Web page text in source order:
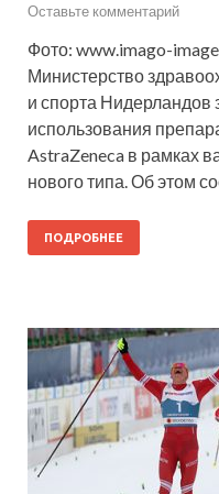
Оставьте комментарий
Фото: www.imago-
Министерство
и спорта Нидерландов
использования
AstraZeneca в рамках
нового типа. Об этом
ПОДРОБНЕЕ